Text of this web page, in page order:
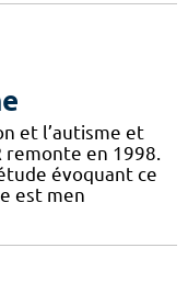
et l’autisme et
en 1998.
évoquant ce
est men